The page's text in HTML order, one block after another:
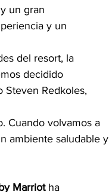
un gran
y un
del resort, la
decidido
Steven Redkoles,
Cuando volvamos a
ambiente saludable y
Marriot ha